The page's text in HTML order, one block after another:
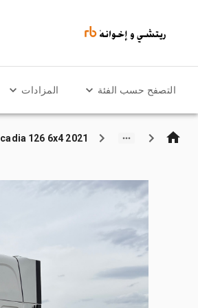
التصفح حسب الفئة المزادات
2021 Freightliner Cascadia 126 6x4 تراكتور شاحنة كابينة النوم (ثنائية المحور)